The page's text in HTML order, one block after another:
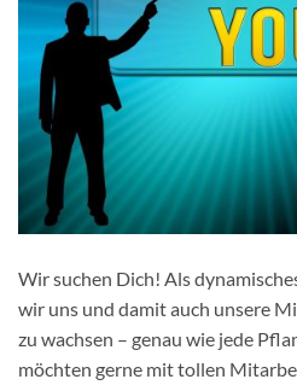
Wir suchen Dich! Als
wir uns und damit auch unsere
zu wachsen – genau wie jede
möchten gerne mit tollen